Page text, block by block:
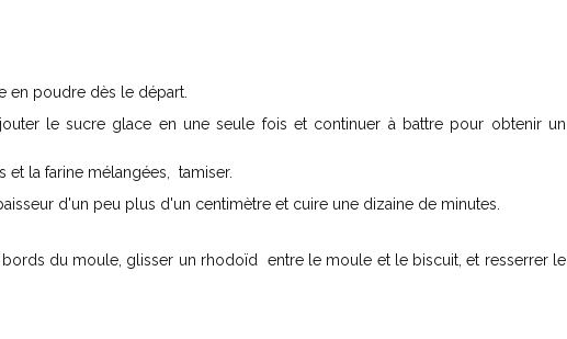
en poudre dès le départ.
le sucre glace en une seule fois et continuer à battre pour obtenir un
la farine mélangées, tamiser.
d'un peu plus d'un centimètre et cuire une dizaine de minutes.
du moule, glisser un rhodoïd entre le moule et le biscuit, et resserrer le